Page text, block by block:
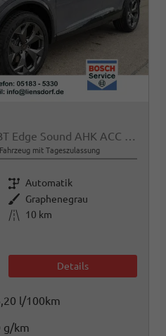
Fahrzeug mit Tageszulassung
Getriebe Automatik
Außenfarbe Graphenegrau
Kilometerstand
10 km
Details
l/100km
g/km